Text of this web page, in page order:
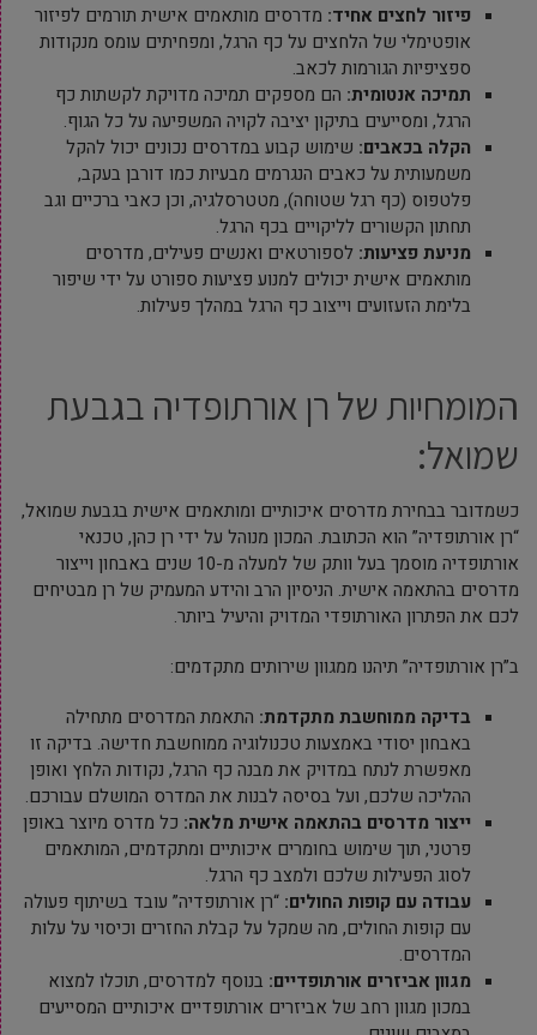
פיזור לחצים אחיד: מדרסים מותאמים אישית תורמים לפיזור
אופטימלי של הלחצים על כף הרגל, ומפחיתים עומס מנקודות
ספציפיות הגורמות לכאב.
תמיכה אנטומית: הם מספקים תמיכה מדויקת לקשתות כף
הרגל, ומסייעים בתיקון יציבה לקויה המשפיעה על כל הגוף.
הקלה בכאבים: שימוש קבוע במדרסים נכונים יכול להקל
משמעותית על כאבים הנגרמים מבעיות כמו דורבן בעקב,
פלטפוס (כף רגל שטוחה), מטטרסלגיה, וכן כאבי ברכיים וגב
תחתון הקשורים לליקויים בכף הרגל.
מניעת פציעות: לספורטאים ואנשים פעילים, מדרסים
מותאמים אישית יכולים למנוע פציעות ספורט על ידי שיפור
בלימת הזעזועים וייצוב כף הרגל במהלך פעילות.
המומחיות של רן אורתופדיה בגבעת
שמואל:
כשמדובר בבחירת מדרסים איכותיים ומותאמים אישית בגבעת שמואל,
“רן אורתופדיה” הוא הכתובת. המכון מנוהל על ידי רן כהן, טכנאי
אורתופדיה מוסמך בעל וותק של למעלה מ-10 שנים באבחון וייצור
מדרסים בהתאמה אישית. הניסיון הרב והידע המעמיק של רן מבטיחים
לכם את הפתרון האורתופדי המדויק והיעיל ביותר.
ב”רן אורתופדיה” תיהנו ממגוון שירותים מתקדמים:
בדיקה ממוחשבת מתקדמת: התאמת המדרסים מתחילה
באבחון יסודי באמצעות טכנולוגיה ממוחשבת חדישה. בדיקה זו
מאפשרת לנתח במדויק את מבנה כף הרגל, נקודות הלחץ ואופן
ההליכה שלכם, ועל בסיסה לבנות את המדרס המושלם עבורכם.
ייצור מדרסים בהתאמה אישית מלאה: כל מדרס מיוצר באופן
פרטני, תוך שימוש בחומרים איכותיים ומתקדמים, המותאמים
לסוג הפעילות שלכם ולמצב כף הרגל.
עבודה עם קופות החולים: “רן אורתופדיה” עובד בשיתוף פעולה
עם קופות החולים, מה שמקל על קבלת החזרים וכיסוי על עלות
המדרסים.
מגוון אביזרים אורתופדיים: בנוסף למדרסים, תוכלו למצוא
במכון מגוון רחב של אביזרים אורתופדיים איכותיים המסייעים